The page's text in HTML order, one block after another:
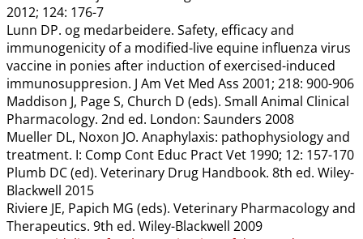
2012; 124: 176-7
Lunn DP. og medarbeidere. Safety, efficacy and
immunogenicity of a modified-live equine influenza virus
vaccine in ponies after induction of exercised-induced
immunosuppresion. J Am Vet Med Ass 2001; 218: 900-906
Maddison J, Page S, Church D (eds). Small Animal Clinical
Pharmacology. 2nd ed. London: Saunders 2008
Mueller DL, Noxon JO. Anaphylaxis: pathophysiology and
treatment. I: Comp Cont Educ Pract Vet 1990; 12: 157-170
Plumb DC (ed). Veterinary Drug Handbook. 8th ed. Wiley-
Blackwell 2015
Riviere JE, Papich MG (eds). Veterinary Pharmacology and
Therapeutics. 9th ed. Wiley-Blackwell 2009